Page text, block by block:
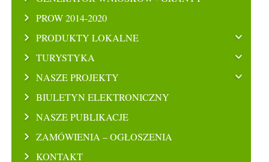
PROW 2014-2020
PRODUKTY LOKALNE
TURYSTYKA
NASZE PROJEKTY
BIULETYN ELEKTRONICZNY
NASZE PUBLIKACJE
ZAMÓWIENIA – OGŁOSZENIA
KONTAKT